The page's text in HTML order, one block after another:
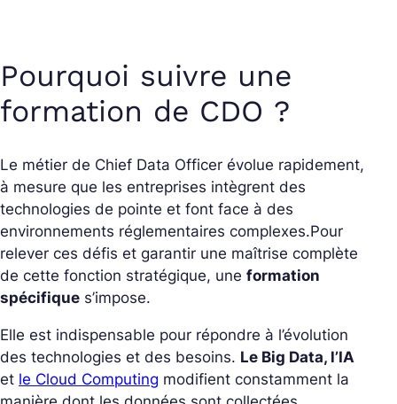
Pourquoi suivre une
formation de CDO ?
Le métier de Chief Data Officer évolue rapidement,
à mesure que les entreprises intègrent des
technologies de pointe et font face à des
environnements réglementaires complexes.Pour
relever ces défis et garantir une maîtrise complète
de cette fonction stratégique, une formation
spécifique s’impose.
Elle est indispensable pour répondre à l’évolution
des technologies et des besoins. Le Big Data, l’IA
et le Cloud Computing modifient constamment la